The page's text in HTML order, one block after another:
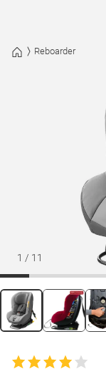
Reboarder
1 / 11